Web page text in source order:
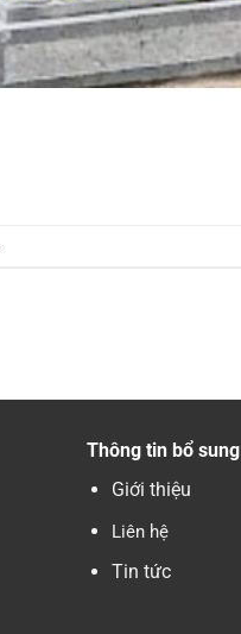
Thông tin bổ sung
Giới thiệu
Liên hệ
Tin tức